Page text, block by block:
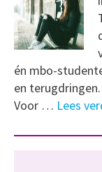
én mbo-
en
Voor … Lees